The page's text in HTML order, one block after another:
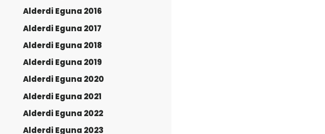
Alderdi Eguna 2016
Alderdi Eguna 2017
Alderdi Eguna 2018
Alderdi Eguna 2019
Alderdi Eguna 2020
Alderdi Eguna 2021
Alderdi Eguna 2022
Alderdi Eguna 2023